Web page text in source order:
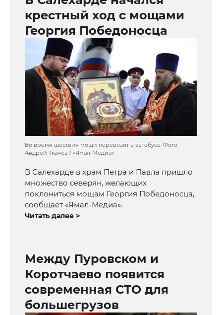
крестный ход с мощами
Георгия Победоносца
Во время шествия мощи перевозят в автобусе. Фото:
Андрей Ткачёв / «Ямал-Медиа»
В Салехарде в храм Петра и Павла пришло
множество северян, желающих
поклониться мощам Георгия Победоносца,
сообщает «Ямал-Медиа».
Читать далее >
Между Пуровском и
Коротчаево появится
современная СТО для
большегрузов